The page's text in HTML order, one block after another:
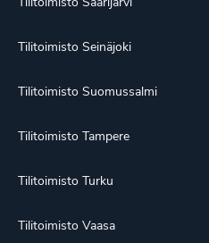
Tilitoimisto Seinäjoki
Tilitoimisto Suomussalmi
Tilitoimisto Tampere
Tilitoimisto Turku
Tilitoimisto Vaasa